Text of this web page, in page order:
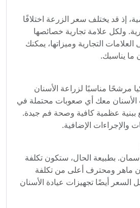
إذ قد يختلف سعر الزرعة اختلافًا
ولكل علامة تجارية خصائصها
التجارية وميزاتها، يمكنك
ما يناسبك.
مرشحًا مناسبًا لزراعة الأسنان
معك أي صعوبات محتملة في
ببنية عظمية كافية وصحة فم جيدة.
والإجراءات الإضافية.
بطبيعة الحال، ستكون تكلفة
ماهر ومحترف أعلى من تكلفة
أيضًا تجهيزات عيادة الأسنان